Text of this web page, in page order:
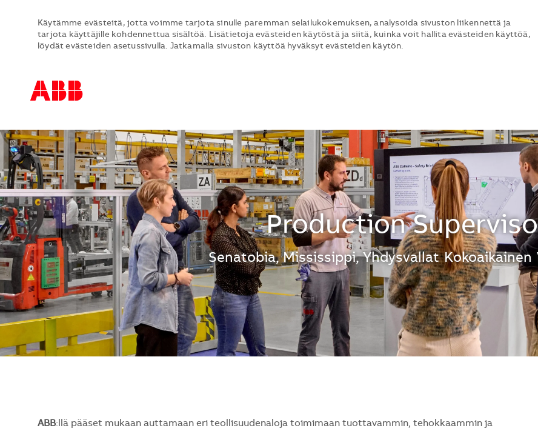
--
Käytämme evästeitä, jotta voimme tarjota sinulle paremman selailukokemuksen, analysoida sivuston liikennettä ja
tarjota käyttäjille kohdennettua sisältöä. Lisätietoja evästeiden käytöstä ja siitä, kuinka voit hallita evästeiden käyttöä,
löydät evästeiden asetussivulla. Jatkamalla sivuston käyttöä hyväksyt evästeiden käytön.
Production
Sijainti
Senatobia, Mississippi, Yhdysvallat Kokoaikainen
ABB:llä pääset mukaan auttamaan eri teollisuudenaloja toimimaan tuottavammin, tehokkaammin ja